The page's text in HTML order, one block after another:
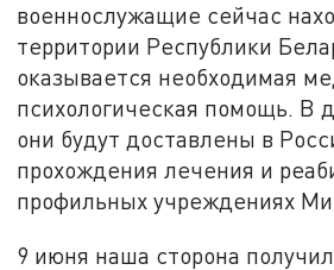
военнослужащие сейчас
территории Республики
оказывается необходимая
психологическая помощь. В
они будут доставлены в
прохождения лечения и
профильных учреждениях
9 июня наша сторона